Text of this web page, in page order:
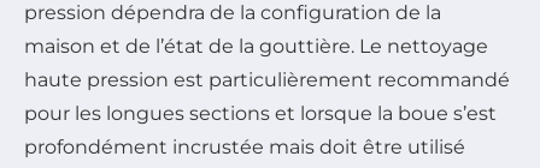
pression dépendra de la configuration de la
maison et de l’état de la gouttière. Le nettoyage
haute pression est particulièrement recommandé
pour les longues sections et lorsque la boue s’est
profondément incrustée mais doit être utilisé